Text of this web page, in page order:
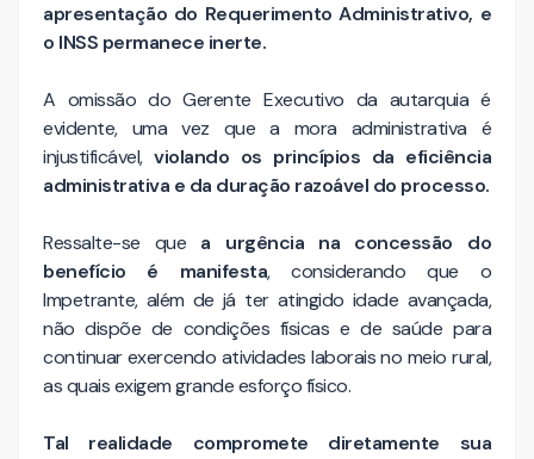
apresentação do Requerimento Administrativo, e
o INSS permanece inerte.
A omissão do Gerente Executivo da autarquia é
evidente, uma vez que a mora administrativa é
injustificável, violando os princípios da eficiência
administrativa e da duração razoável do processo.
Ressalte-se que a urgência na concessão do
benefício é manifesta, considerando que o
Impetrante, além de já ter atingido idade avançada,
não dispõe de condições físicas e de saúde para
continuar exercendo atividades laborais no meio rural,
as quais exigem grande esforço físico.
Tal realidade compromete diretamente sua